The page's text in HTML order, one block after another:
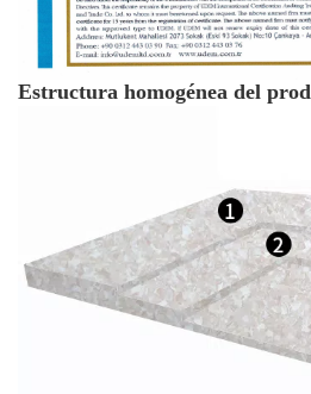
Estructura homogénea del